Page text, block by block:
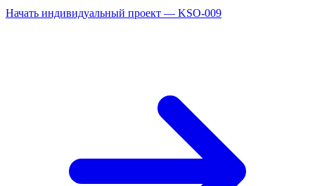
Начать индивидуальный проект — KSO-009